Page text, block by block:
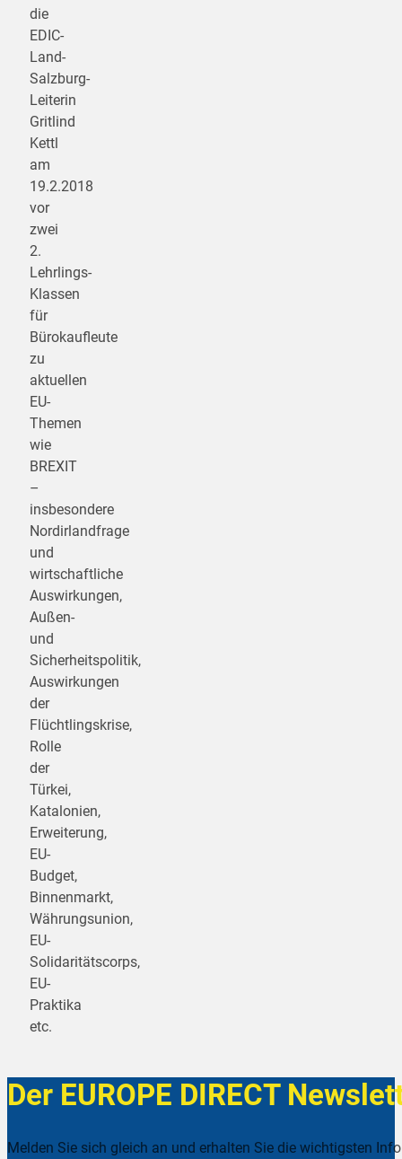
die
EDIC-
Land-
Salzburg-
Leiterin
Gritlind
Kettl
am
19.2.2018
vor
zwei
2.
Lehrlings-
Klassen
für
Bürokaufleute
zu
aktuellen
EU-
Themen
wie
BREXIT
–
insbesondere
Nordirlandfrage
und
wirtschaftliche
Auswirkungen,
Außen-
und
Sicherheitspolitik,
Auswirkungen
der
Flüchtlingskrise,
Rolle
der
Türkei,
Katalonien,
Erweiterung,
EU-
Budget,
Binnenmarkt,
Währungsunion,
EU-
Solidaritätscorps,
EU-
Praktika
etc.
Der EUROPE DIRECT
Melden Sie sich gleich an und erhalten Sie die wichtigsten